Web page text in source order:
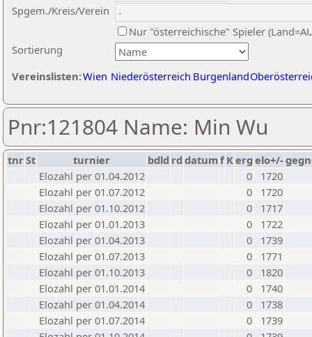
Sortierung
Spgem./Kreis/Verein
Nur "österreichische" Spieler
Vereinslisten:Wien Niederösterreich Burgenland
Pnr:121804 Name: Min Wu
tnrSt turnier bdld rd datumf Kerg elo+/-
Elozahl per 01.04.2012
0
1720
Elozahl per 01.07.2012
0
1720
Elozahl per 01.10.2012
0
1717
Elozahl per 01.01.2013
0
1722
Elozahl per 01.04.2013
0
1739
Elozahl per 01.07.2013
0
1771
Elozahl per 01.10.2013
0
1820
Elozahl per 01.01.2014
0
1740
Elozahl per 01.04.2014
0
1738
Elozahl per 01.07.2014
0
1739